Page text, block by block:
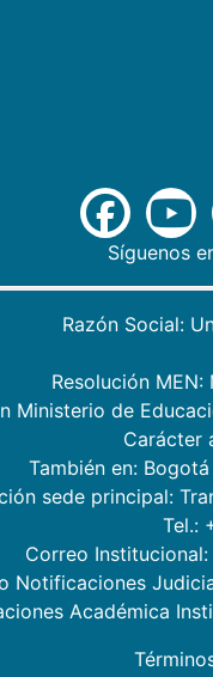
Síguenos
Razón Social:
Resolución MEN:
Ministerio de
Carácter
También en: Bogotá
sede principal:
Tel.:
Correo
Notificaciones
Académica